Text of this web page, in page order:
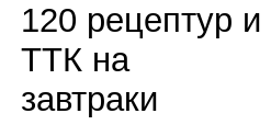
120 рецептур и
ТТК на
завтраки